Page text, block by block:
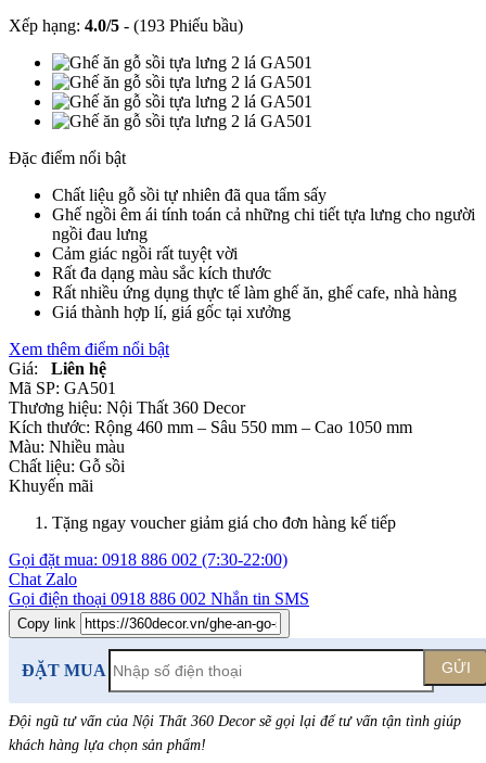
Xếp hạng: 4.0/5 - (193 Phiếu bầu)
Đặc điểm nổi bật
Chất liệu gỗ sồi tự nhiên đã qua tẩm sấy
Ghế ngồi êm ái tính toán cả những chi tiết tựa lưng cho người
ngồi đau lưng
Cảm giác ngồi rất tuyệt vời
Rất đa dạng màu sắc kích thước
Rất nhiều ứng dụng thực tế làm ghế ăn, ghế cafe, nhà hàng
Giá thành hợp lí, giá gốc tại xưởng
Xem thêm điểm nổi bật
Giá:
Liên hệ
Mã SP: GA501
Thương hiệu: Nội Thất 360 Decor
Kích thước: Rộng 460 mm – Sâu 550 mm – Cao 1050 mm
Màu: Nhiều màu
Chất liệu: Gỗ sồi
Khuyến mãi
Tặng ngay voucher giảm giá cho đơn hàng kế tiếp
Gọi đặt mua: 0918 886 002 (7:30-22:00)
Chat Zalo
Gọi điện thoại 0918 886 002 Nhắn tin SMS
Copy link
ĐẶT MUA GỬI
Đội ngũ tư vấn của Nội Thất 360 Decor sẽ gọi lại để tư vấn tận tình giúp
khách hàng lựa chọn sản phẩm!